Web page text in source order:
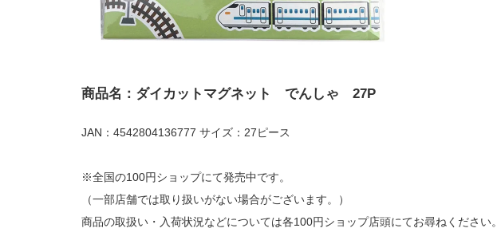
商品名：ダイカットマグネット でんしゃ 27P
JAN：4542804136777 サイズ：27ピース
※全国の100円ショップにて発売中です。
（一部店舗では取り扱いがない場合がございます。）
商品の取扱い・入荷状況などについては各100円ショップ店頭にてお尋ねください。